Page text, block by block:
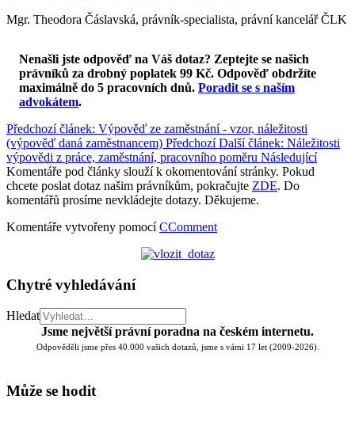
Mgr. Theodora Čáslavská, právník-specialista, právní kancelář ČLK
Nenašli jste odpověď na Váš dotaz? Zeptejte se našich
právníků za drobný poplatek 99 Kč. Odpověď obdržíte
maximálně do 5 pracovních dnů. Poradit se s naším
advokátem.
Předchozí článek: Výpověď ze zaměstnání - vzor, náležitosti
(výpověď daná zaměstnancem) Předchozí Další článek: Náležitosti
výpovědi z práce, zaměstnání, pracovního poměru Následující
Komentáře pod články slouží k okomentování stránky. Pokud
chcete poslat dotaz našim právníkům, pokračujte ZDE. Do
komentářů prosíme nevkládejte dotazy. Děkujeme.
Komentáře vytvořeny pomocíCComment
Chytré vyhledávání
Hledat
Jsme největší právní poradna na českém internetu.
Odpověděli jsme přes 40.000 vašich dotazů, jsme s vámi 17 let (2009-2026).
Může se hodit